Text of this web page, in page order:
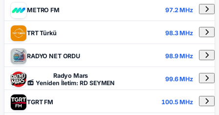
METRO FM 97.2 MHz
TRT Türkü 98.3 MHz
RADYO NET ORDU 98.9 MHz
Radyo Mars
Yeniden İletim: RD SEYMEN
99.6 MHz
TGRT FM 100.5 MHz